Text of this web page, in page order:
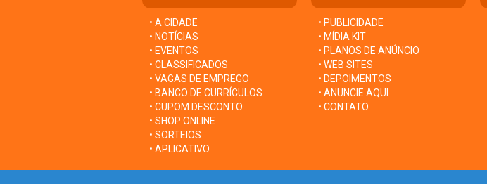
• A CIDADE
• NOTÍCIAS
• EVENTOS
• CLASSIFICADOS
• VAGAS DE EMPREGO
• BANCO DE CURRÍCULOS
• CUPOM DESCONTO
• SHOP ONLINE
• SORTEIOS
• APLICATIVO
• PUBLICIDADE
• MÍDIA KIT
• PLANOS DE ANÚNCIO
• WEB SITES
• DEPOIMENTOS
• ANUNCIE AQUI
• CONTATO